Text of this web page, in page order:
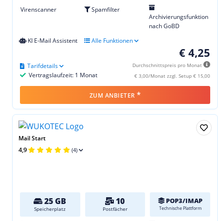
Virenscanner
Spamfilter
Archivierungsfunktion
nach GoBD
KI E-Mail Assistent
Alle Funktionen
€ 4,25
Durchschnittspreis pro Monat
€ 3,00/Monat zzgl. Setup € 15,00
Vertragslaufzeit: 1 Monat
Tarifdetails
ZUM ANBIETER *
Mail Start
4,9 (4)
25 GB
Speicherplatz
10
Postfächer
POP3/IMAP
Technische Plattform